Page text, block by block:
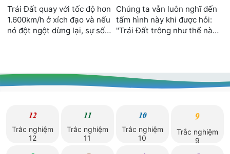
Trái Đất quay với tốc độ hơn
1.600km/h ở xích đạo và nếu
nó đột ngột dừng lại, sự sống
Chúng ta vẫn luôn nghĩ đến
tấm hình này khi được hỏi:
"Trái Đất trông như thế nào
Trắc nghiệm
12
Trắc nghiệm
11
Trắc nghiệm
10
Trắc nghiệm
9